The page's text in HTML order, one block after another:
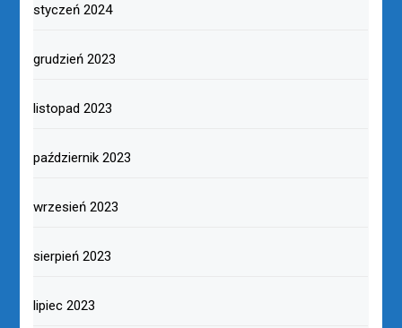
styczeń 2024
grudzień 2023
listopad 2023
październik 2023
wrzesień 2023
sierpień 2023
lipiec 2023